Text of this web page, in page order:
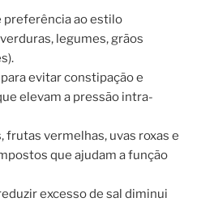
preferência ao estilo
legumes, grãos
evitar constipação e
elevam a pressão intra-
frutas vermelhas, uvas roxas e
que ajudam a função
excesso de sal diminui